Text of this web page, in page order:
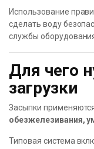
Использование
сделать воду
службы
Для чего
загрузки
Засыпки
обезжелезивания,
Типовая система